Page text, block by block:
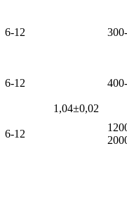
6-12
6-12
1,04±0,02
6-12